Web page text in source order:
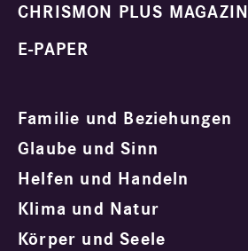
CHRISMON PLUS MAGAZIN
E-PAPER
Familie und Beziehungen
Glaube und Sinn
Helfen und Handeln
Klima und Natur
Körper und Seele